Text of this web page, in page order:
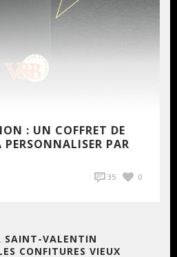
: UN COFFRET DE
PAR
35 0
SAINT-VALENTIN
CONFITURES VIEUX